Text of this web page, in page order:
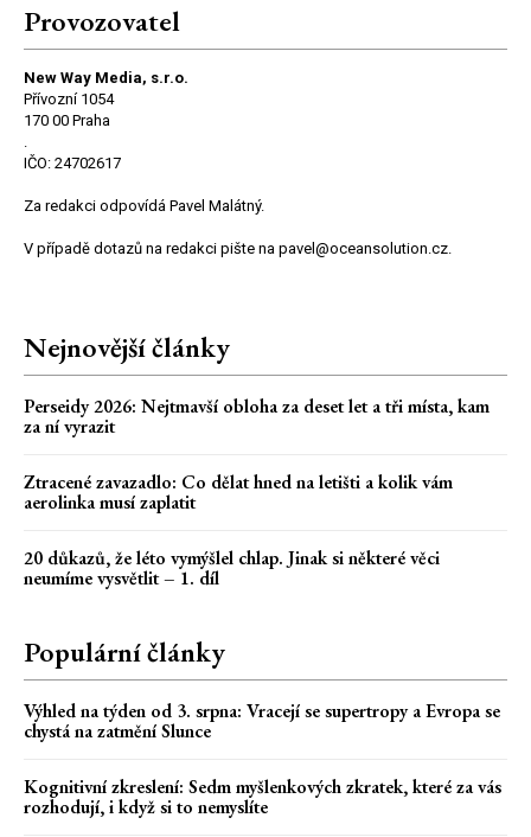
Provozovatel
New Way Media, s.r.o.
Přívozní 1054
170 00 Praha
IČO: 24702617
Za redakci odpovídá Pavel Malátný.
V případě dotazů na redakci pište na pavel@oceansolution.cz.
Nejnovější články
Perseidy 2026: Nejtmavší obloha za deset let a tři místa, kam
za ní vyrazit
Ztracené zavazadlo: Co dělat hned na letišti a kolik vám
aerolinka musí zaplatit
20 důkazů, že léto vymýšlel chlap. Jinak si některé věci
neumíme vysvětlit – 1. díl
Populární články
Výhled na týden od 3. srpna: Vracejí se supertropy a Evropa se
chystá na zatmění Slunce
Kognitivní zkreslení: Sedm myšlenkových zkratek, které za vás
rozhodují, i když si to nemyslíte